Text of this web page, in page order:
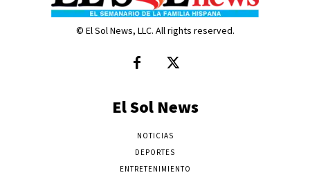
© El Sol News, LLC. All rights reserved.
El Sol News
NOTICIAS
DEPORTES
ENTRETENIMIENTO